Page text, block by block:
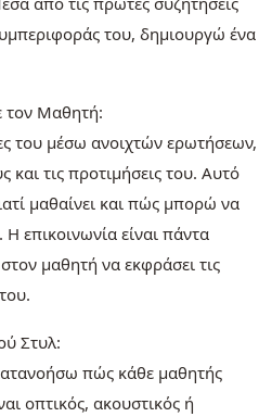
του, δημιουργώ ένα
τον Μαθητή:
του μέσω ανοιχτών ερωτήσεων,
και τις προτιμήσεις του. Αυτό
μαθαίνει και πώς μπορώ να
επικοινωνία είναι πάντα
μαθητή να εκφράσει τις
Στυλ:
πώς κάθε μαθητής
οπτικός, ακουστικός ή